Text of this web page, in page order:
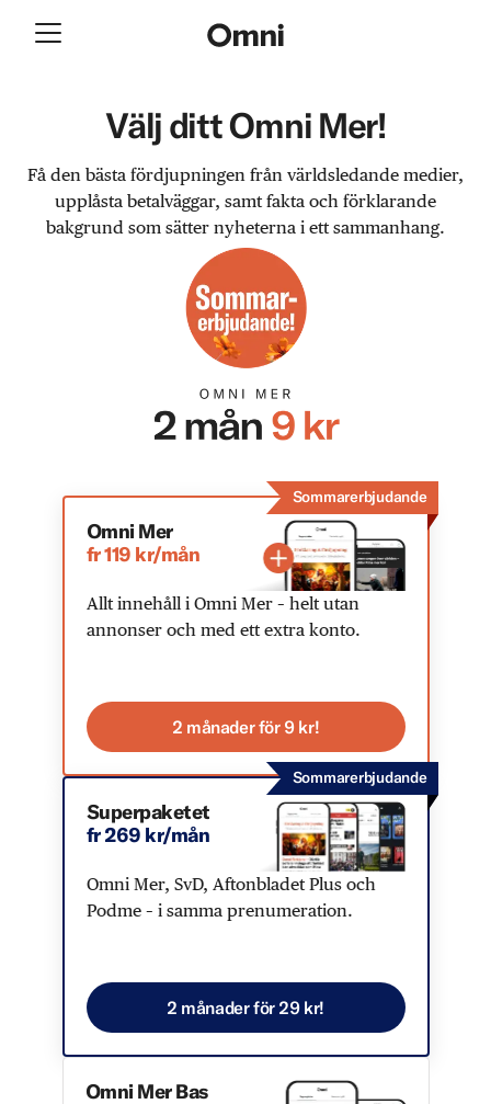
Välj ditt Omni Mer!
Få den bästa fördjupningen från världsledande medier,
upplåsta betalväggar, samt fakta och förklarande
bakgrund som sätter nyheterna i ett sammanhang.
Sommarerbjudande
Omni Mer
fr 119 kr/mån
Allt innehåll i Omni Mer – helt utan
annonser och med ett extra konto.
2 månader för 9 kr!
Sommarerbjudande
Superpaketet
fr 269 kr/mån
Omni Mer, SvD, Aftonbladet Plus och
Podme – i samma prenumeration.
2 månader för 29 kr!
Omni Mer Bas